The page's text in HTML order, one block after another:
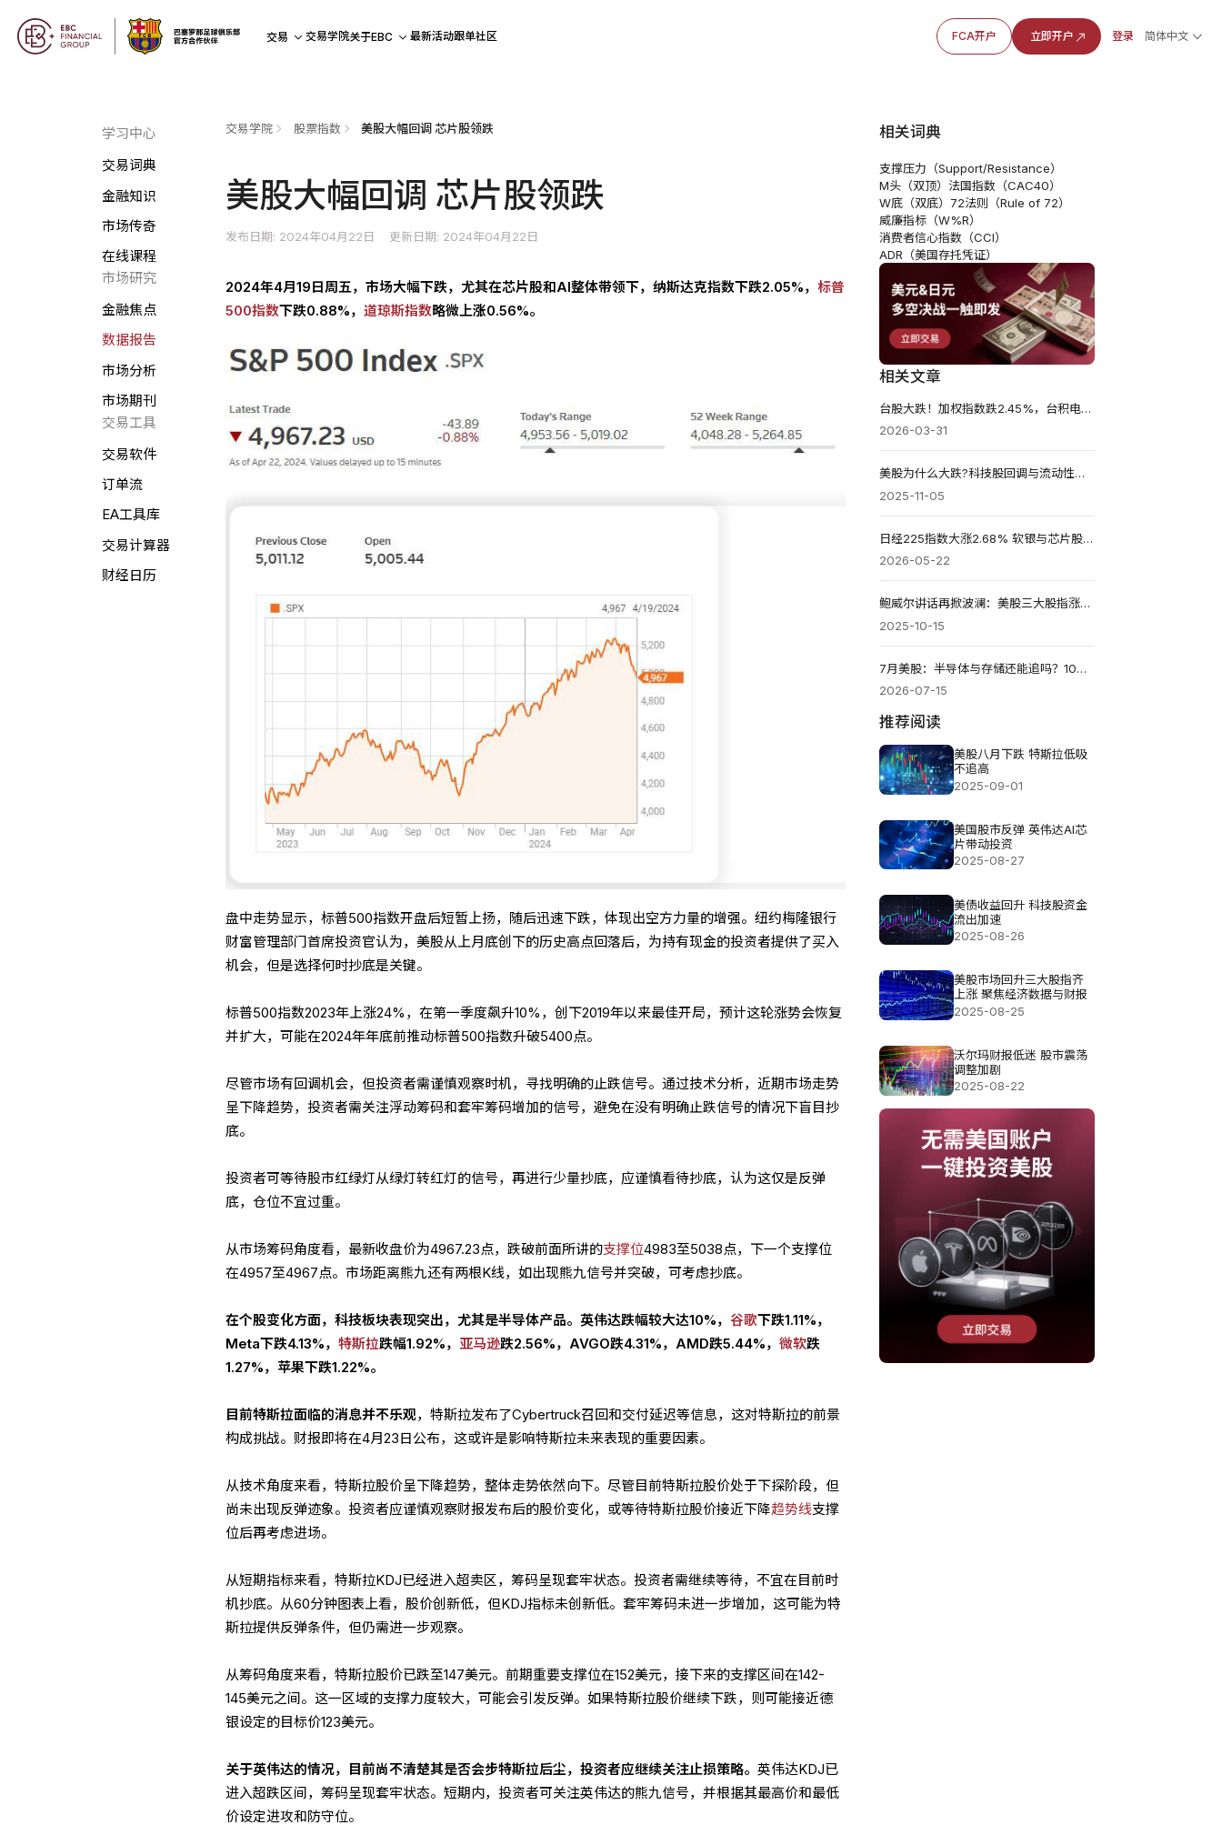
交易 交易学院关于EBC 最新活动跟单社区 FCA开户 立即开户 登录 简体中文
学习中心
交易词典
金融知识
市场传奇
在线课程
市场研究
金融焦点
数据报告
市场分析
市场期刊
交易工具
交易软件
订单流
EA工具库
交易计算器
财经日历
交易学院 股票指数 美股大幅回调 芯片股领跌
美股大幅回调 芯片股领跌
发布日期: 2024年04月22日 更新日期: 2024年04月22日
2024年4月19日周五，市场大幅下跌，尤其在芯片股和AI整体带领下，纳斯达克指数下跌2.05%，标普
500指数下跌0.88%，道琼斯指数略微上涨0.56%。
盘中走势显示，标普500指数开盘后短暂上扬，随后迅速下跌，体现出空方力量的增强。纽约梅隆银行
财富管理部门首席投资官认为，美股从上月底创下的历史高点回落后，为持有现金的投资者提供了买入
机会，但是选择何时抄底是关键。
标普500指数2023年上涨24%，在第一季度飙升10%，创下2019年以来最佳开局，预计这轮涨势会恢复
并扩大，可能在2024年年底前推动标普500指数升破5400点。
尽管市场有回调机会，但投资者需谨慎观察时机，寻找明确的止跌信号。通过技术分析，近期市场走势
呈下降趋势，投资者需关注浮动筹码和套牢筹码增加的信号，避免在没有明确止跌信号的情况下盲目抄
底。
投资者可等待股市红绿灯从绿灯转红灯的信号，再进行少量抄底，应谨慎看待抄底，认为这仅是反弹
底，仓位不宜过重。
从市场筹码角度看，最新收盘价为4967.23点，跌破前面所讲的支撑位4983至5038点，下一个支撑位
在4957至4967点。市场距离熊九还有两根K线，如出现熊九信号并突破，可考虑抄底。
在个股变化方面，科技板块表现突出，尤其是半导体产品。英伟达跌幅较大达10%，谷歌下跌1.11%，
Meta下跌4.13%，特斯拉跌幅1.92%，亚马逊跌2.56%，AVGO跌4.31%，AMD跌5.44%，微软跌
1.27%，苹果下跌1.22%。
目前特斯拉面临的消息并不乐观，特斯拉发布了Cybertruck召回和交付延迟等信息，这对特斯拉的前景
构成挑战。财报即将在4月23日公布，这或许是影响特斯拉未来表现的重要因素。
从技术角度来看，特斯拉股价呈下降趋势，整体走势依然向下。尽管目前特斯拉股价处于下探阶段，但
尚未出现反弹迹象。投资者应谨慎观察财报发布后的股价变化，或等待特斯拉股价接近下降趋势线支撑
位后再考虑进场。
从短期指标来看，特斯拉KDJ已经进入超卖区，筹码呈现套牢状态。投资者需继续等待，不宜在目前时
机抄底。从60分钟图表上看，股价创新低，但KDJ指标未创新低。套牢筹码未进一步增加，这可能为特
斯拉提供反弹条件，但仍需进一步观察。
从筹码角度来看，特斯拉股价已跌至147美元。前期重要支撑位在152美元，接下来的支撑区间在142-
145美元之间。这一区域的支撑力度较大，可能会引发反弹。如果特斯拉股价继续下跌，则可能接近德
银设定的目标价123美元。
关于英伟达的情况，目前尚不清楚其是否会步特斯拉后尘，投资者应继续关注止损策略。英伟达KDJ已
进入超跌区间，筹码呈现套牢状态。短期内，投资者可关注英伟达的熊九信号，并根据其最高价和最低
价设定进攻和防守位。
相关词典
支撑压力（Support/Resistance）
M头（双顶） 法国指数（CAC40）
W底（双底） 72法则（Rule of 72）
威廉指标（W%R）
消费者信心指数（CCI）
ADR（美国存托凭证）
相关文章
台股大跌！加权指数跌2.45%，台积电下跌20元领跌市场
2026-03-31
美股为什么大跌?科技股回调与流动性紧缩双重冲击
2025-11-05
日经225指数大涨2.68% 软银与芯片股领涨市场
2026-05-22
鲍威尔讲话再掀波澜：美股三大股指涨跌不一，英伟达下跌4.4%
2025-10-15
7月美股：半导体与存储还能追吗？10大标的买点与配置策略
2026-07-15
推荐阅读
美股八月下跌 特斯拉低吸
不追高
2025-09-01
美国股市反弹 英伟达AI芯
片带动投资
2025-08-27
美债收益回升 科技股资金
流出加速
2025-08-26
美股市场回升三大股指齐
上涨 聚焦经济数据与财报
2025-08-25
沃尔玛财报低迷 股市震荡
调整加剧
2025-08-22